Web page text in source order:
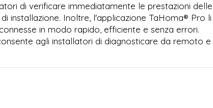
di verificare immediatamente le prestazioni delle
installazione. Inoltre, l'applicazione TaHoma® Pro li
in modo rapido, efficiente e senza errori.
agli installatori di diagnosticare da remoto e